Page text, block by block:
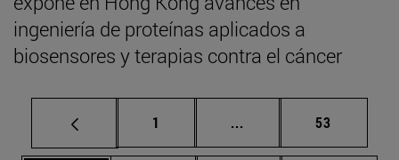
ingeniería de proteínas aplicados a
biosensores y terapias contra el cáncer
Página
1 ... Páginas intermedias
Página
53